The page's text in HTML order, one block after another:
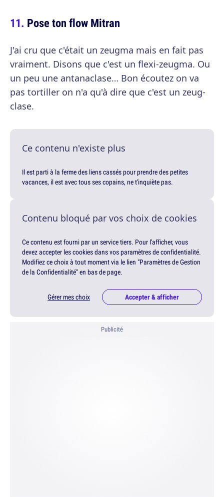
Pose ton flow Mitran
J'ai cru que c'était un zeugma mais en fait pas
vraiment. Disons que c'est un flexi-zeugma. Ou
un peu une antanaclase… Bon écoutez on va
pas tortiller on n'a qu'à dire que c'est un zeug-
clase.
Ce contenu n'existe plus
Il est parti à la ferme des liens cassés pour prendre des petites
vacances, il est avec tous ses copains, ne t'inquiète pas.
Contenu bloqué par vos choix de cookies
Ce contenu est fourni par un service tiers. Pour l'afficher, vous
devez accepter les cookies dans vos paramètres de confidentialité.
Modifiez ce choix à tout moment via le lien "Paramètres de Gestion
de la Confidentialité" en bas de page.
Gérer mes choix Accepter & afficher
Publicité